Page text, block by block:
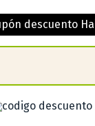
descuento